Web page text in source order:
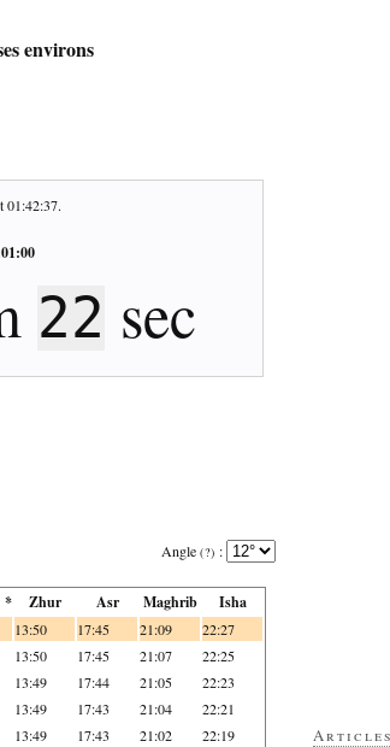
environs
01:42:38.
21 sec
Angle (?) :
* Zhur Asr Maghrib Isha
13:50 17:45 21:09 22:27
13:50 17:45 21:07 22:25
13:49 17:44 21:05 22:23
13:49 17:43 21:04 22:21
13:49 17:43 21:02 22:19